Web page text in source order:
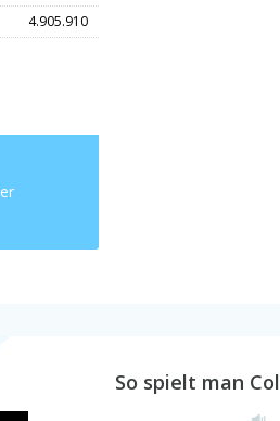
4.905.910
So spielt man